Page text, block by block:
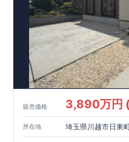
販売価格 3,890万円
所在地 埼玉県川越市日東